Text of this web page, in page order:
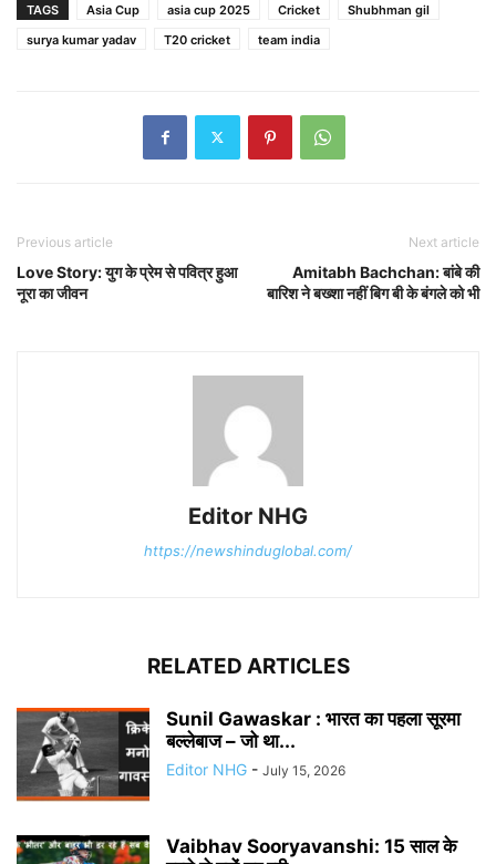
TAGS Asia Cup asia cup 2025 Cricket
Shubhman gil
surya kumar yadav
T20 cricket team india
Previous article
Love Story: युग के प्रेम से पवित्र हुआ
नूरा का जीवन
Next article
Amitabh Bachchan: बांबे की
बारिश ने बख्शा नहीं बिग बी के बंगले को भी
Editor NHG
https://newshinduglobal.com/
RELATED ARTICLES
Sunil Gawaskar : भारत का पहला सूरमा
बल्लेबाज – जो था...
Editor NHG - July 15, 2026
Vaibhav Sooryavanshi: 15 साल के